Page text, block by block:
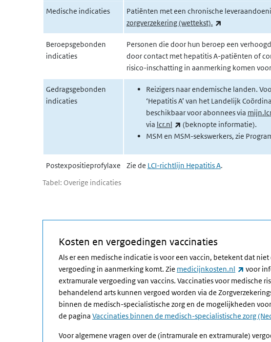
Tabel: Overige indicaties
Medische indicaties Patiënten met een chronische
zorgverzekering (wettekst).
Beroepsgebonden
indicaties
Personen die door hun beroep een
door contact met hepatitis A-patiënten of
risico-inschatting in aanmerking komen
Gedragsgebonden
indicaties
Reizigers naar endemische landen.
‘Hepatitis A’ van het Landelijk
beschikbaar voor abonnees via
via lcr.nl (externe link)
(beknopte informatie).
MSM en MSM-sekswerkers, zie
Postexpositieprofylaxe Zie de LCI-richtlijn Hepatitis A.
Kosten en vergoedingen vaccinaties
Als er een medische indicatie is voor een vaccin, betekent dat
vergoeding in aanmerking komt. Zie medicijnkosten.nl
voor
extramurale vergoeding van vaccins. Vaccinaties voor medische
behandelend arts kunnen vergoed worden via de
binnen de medisch-specialistische zorg en de mogelijkheden
de pagina Vaccinaties binnen de medisch-specialistische zorg
Voor algemene vragen over de (intramurale en extramurale)